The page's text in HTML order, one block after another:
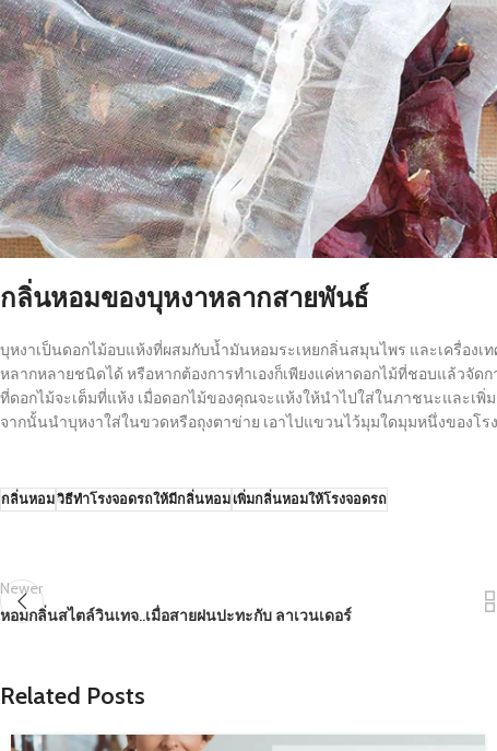
กลิ่นหอมของบุหงาหลากสายพันธ์
บุหงาเป็นดอกไม้อบแห้งที่ผสมกับน้ำมันหอมระเหยกลิ่นสมุนไพร และเครื่อง
หลากหลายชนิดได้ หรือหากต้องการทำเองก็เพียงแค่หาดอกไม้ที่ชอบแล้ว
ที่ดอกไม้จะเต็มที่แห้ง เมื่อดอกไม้ของคุณจะแห้งให้นำไปใส่ในภาชนะและ
จากนั้นนำบุหงาใส่ในขวดหรือถุงตาข่าย เอาไปแขวนไว้มุมใดมุมหนึ่งของโ
กลิ่นหอมวิธีทำโรงจอดรถให้มีกลิ่นหอมเพิ่มกลิ่นหอมให้โรงจอดรถ
Newer
หอมกลิ่นสไตล์วินเทจ..เมื่อสายฝนปะทะกับ ลาเวนเดอร์
Related Posts